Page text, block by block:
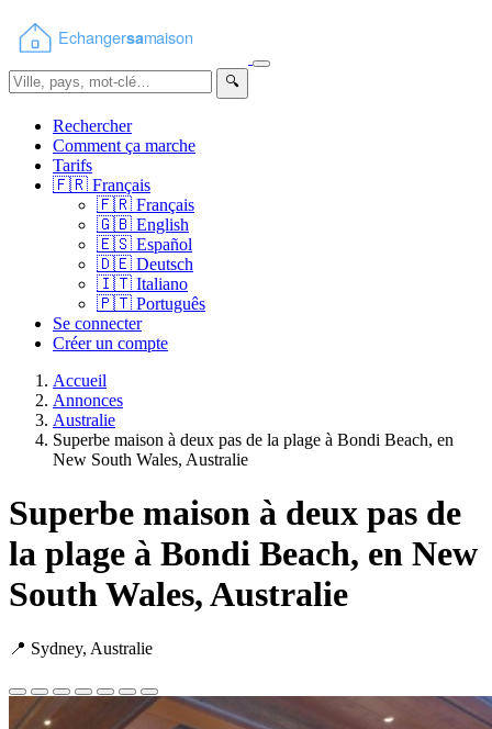
🔍
Rechercher
Comment ça marche
Tarifs
🇫🇷 Français
🇫🇷 Français
🇬🇧 English
🇪🇸 Español
🇩🇪 Deutsch
🇮🇹 Italiano
🇵🇹 Português
Se connecter
Créer un compte
Accueil
Annonces
Australie
Superbe maison à deux pas de la plage à Bondi Beach, en
New South Wales, Australie
Superbe maison à deux pas de
la plage à Bondi Beach, en New
South Wales, Australie
📍 Sydney, Australie